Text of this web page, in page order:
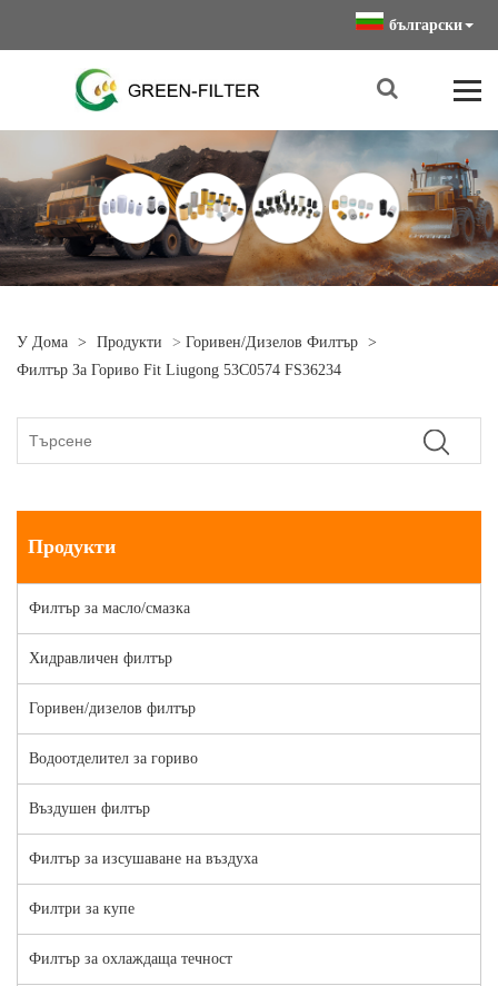
български
У Дома > Продукти > Горивен/дизелов Филтър >
Филтър За Гориво Fit Liugong 53C0574 FS36234
Продукти
Филтър за масло/смазка
Хидравличен филтър
Горивен/дизелов филтър
Водоотделител за гориво
Въздушен филтър
Филтър за изсушаване на въздуха
Филтри за купе
Филтър за охлаждаща течност